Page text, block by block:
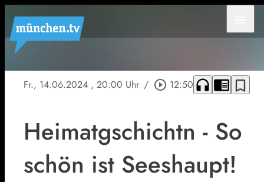
Fr., 14.06.2024 , 20:00 Uhr / play_circle_outline 12:50 headphones chrome_reader_mode bookmark_border
Heimatgschichtn - So
schön ist Seeshaupt!